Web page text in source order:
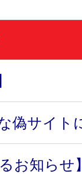
偽サイト
お知らせ